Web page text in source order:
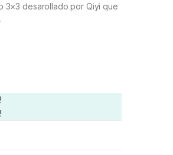
3×3 desarollado por Qiyi que
!
!